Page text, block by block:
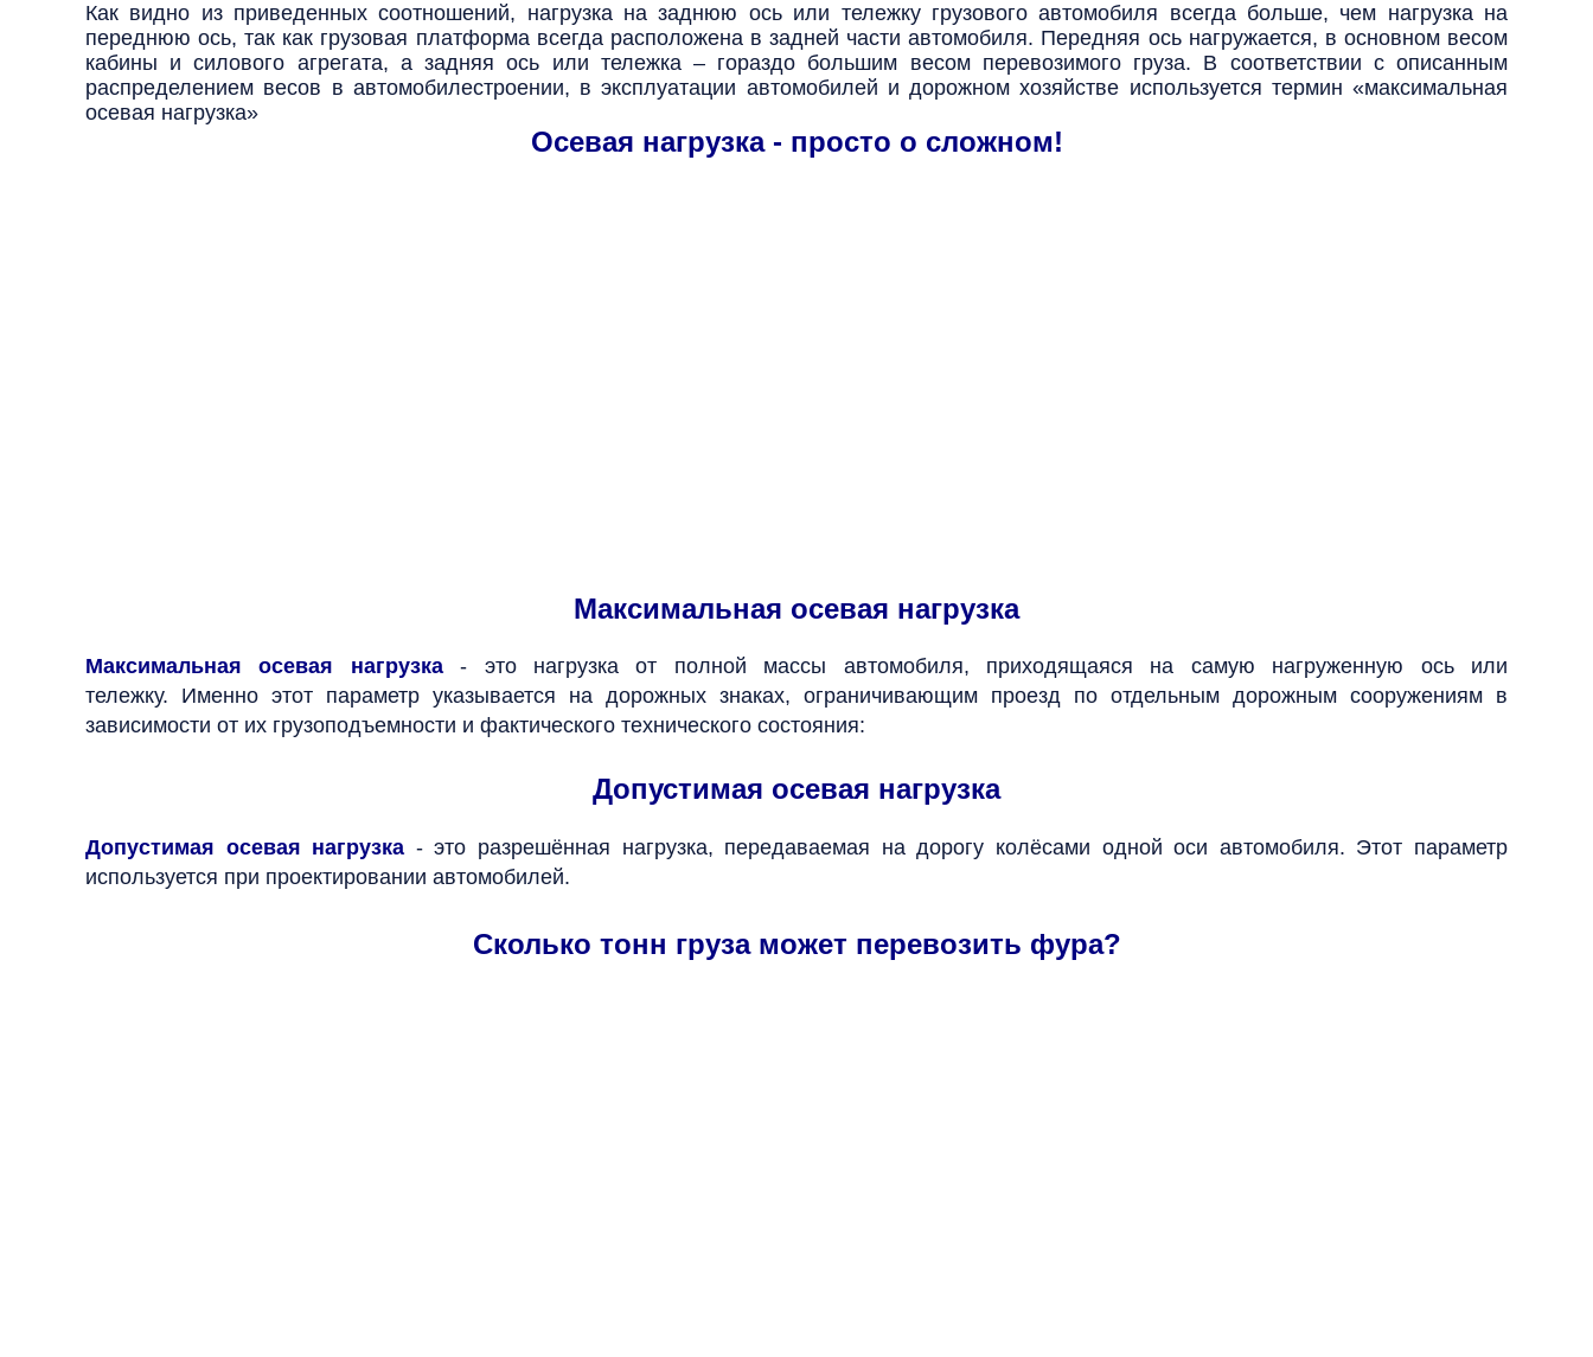
Как видно из приведенных соотношений, нагрузка на заднюю ось или тележку грузового автомобиля всегда больше, чем нагрузка на
переднюю ось, так как грузовая платформа всегда расположена в задней части автомобиля. Передняя ось нагружается, в основном весом
кабины и силового агрегата, а задняя ось или тележка – гораздо большим весом перевозимого груза. В соответствии с описанным
распределением весов в автомобилестроении, в эксплуатации автомобилей и дорожном хозяйстве используется термин «максимальная
осевая нагрузка»
Осевая нагрузка - просто о сложном!
Максимальная осевая нагрузка
Максимальная осевая нагрузка
- это нагрузка от полной массы автомобиля, приходящаяся на самую нагруженную ось или
тележку. Именно этот параметр указывается на дорожных знаках, ограничивающим проезд по отдельным дорожным сооружениям в
зависимости от их грузоподъемности и фактического технического состояния:
Допустимая осевая нагрузка
Допустимая осевая нагрузка - это разрешённая нагрузка, передаваемая на дорогу колёсами одной оси автомобиля. Этот параметр
используется при проектировании автомобилей.
Сколько тонн груза может перевозить фура?